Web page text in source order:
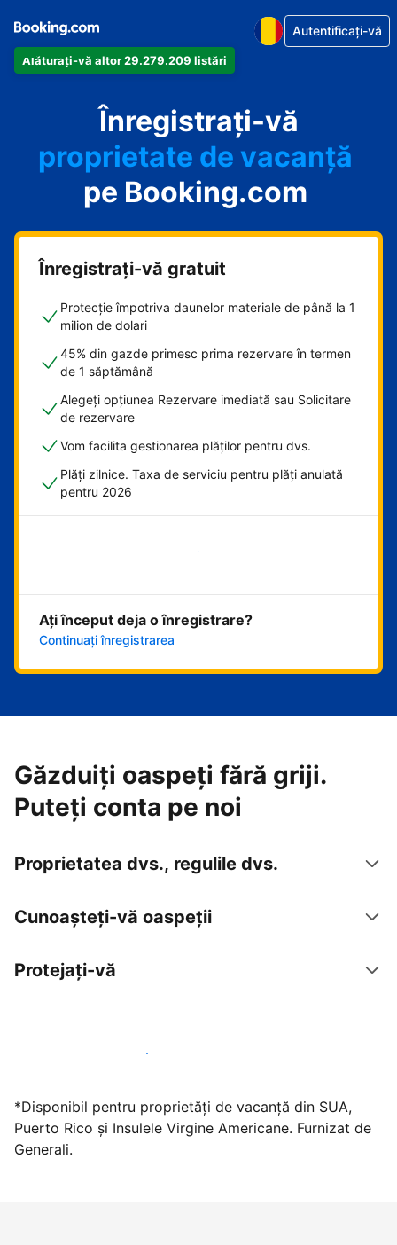
Alăturați-vă altor 29.279.209 listări
Autentificați-vă
Înregistrați-vă
apartamentul
hotelul
proprietate de vacanță
pensiunea
B&B-ul
pe Booking.com
Înregistrați-vă gratuit
Protecție împotriva daunelor materiale de până la 1
milion de dolari
45% din gazde primesc prima rezervare în termen
de 1 săptămână
Alegeți opțiunea Rezervare imediată sau Solicitare
de rezervare
Vom facilita gestionarea plăților pentru dvs.
Plăți zilnice. Taxa de serviciu pentru plăți anulată
pentru 2026
Începeți acum
Ați început deja o înregistrare?
Continuați înregistrarea
Găzduiți oaspeți fără griji.
Puteți conta pe noi
Proprietatea dvs., regulile dvs.
Cunoașteți-vă oaspeții
Protejați-vă
Găzduiți oaspeți cu noi chiar astăzi
*Disponibil pentru proprietăți de vacanță din SUA,
Puerto Rico și Insulele Virgine Americane. Furnizat de
Generali.